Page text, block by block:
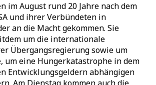
im August rund 20 Jahre nach dem
und ihrer Verbündeten in
an die Macht gekommen. Sie
um die internationale
Übergangsregierung sowie um
um eine Hungerkatastrophe in dem
Entwicklungsgeldern abhängigen